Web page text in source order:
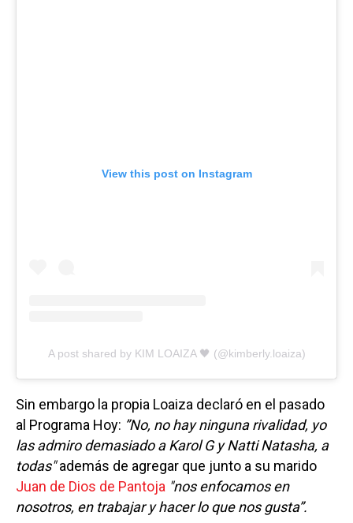
View this post on Instagram
A post shared by KIM LOAIZA 🖤 (@kimberly.loaiza)
Sin embargo la propia Loaiza declaró en el pasado
al Programa Hoy: ”No, no hay ninguna rivalidad, yo
las admiro demasiado a Karol G y Natti Natasha, a
todas"además de agregar que junto a su marido
Juan de Dios de Pantoja "nos enfocamos en
nosotros, en trabajar y hacer lo que nos gusta”.